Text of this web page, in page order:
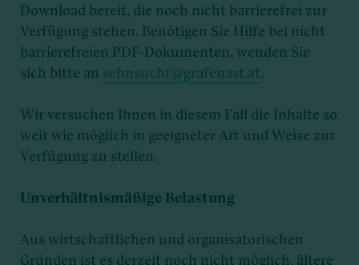
Download bereit, die noch nicht barrierefrei zur
Verfügung stehen. Benötigen Sie Hilfe bei nicht
barrierefreien PDF-Dokumenten, wenden Sie
sich bitte an sehnsucht@grafenast.at.
Wir versuchen Ihnen in diesem Fall die Inhalte so
weit wie möglich in geeigneter Art und Weise zur
Verfügung zu stellen.
Unverhältnismäßige Belastung
Aus wirtschaftlichen und organisatorischen
Gründen ist es derzeit noch nicht möglich, ältere